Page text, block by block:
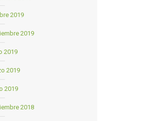
2019
2019
2019
2019
2019
2018